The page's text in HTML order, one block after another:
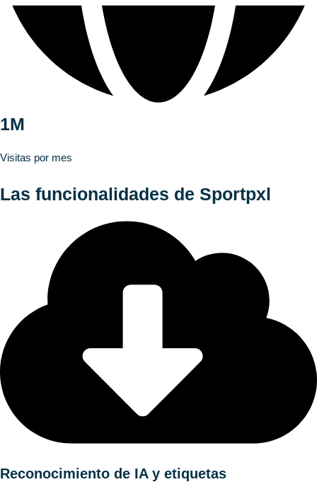
1M
Visitas por mes
Las funcionalidades de Sportpxl
Reconocimiento de IA y etiquetas